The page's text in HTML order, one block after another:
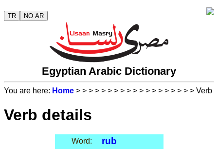
TR NO AR
Egyptian Arabic Dictionary
You are here: Home > > > > > > > > > > > > > > > > > > > Verb
Verb details
Word: rub